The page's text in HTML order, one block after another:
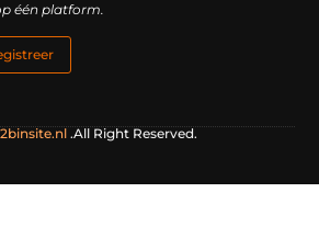
één platform.
2binsite.nl.All Right Reserved.